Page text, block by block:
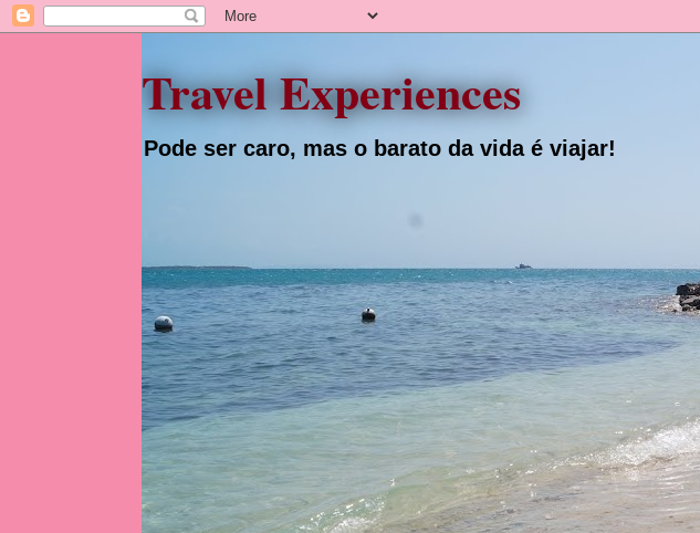
Travel Experiences
Pode ser caro, mas o barato da vida é viajar!